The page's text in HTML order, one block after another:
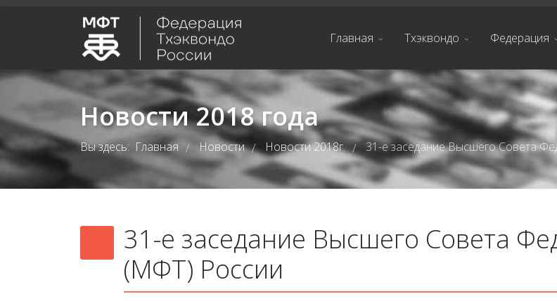
Главная Тхэквондо Федерация
Новости 2018 года
Вы здесь: Главная / Новости / Новости 2018г. / 31-е заседание Высшего Совета
31-е заседание Высшего Совета
(МФТ) России